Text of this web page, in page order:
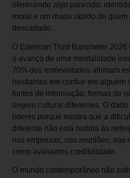
oferecendo algo parecido:
moral e um mapa rápido de
descartado.
O Edelman Trust Barometer
o avanço de uma mentalidade
70% dos entrevistados afirmam
hesitantes em confiar em alguém
fontes de informação, formas de
origem cultural diferentes. O
líderes porque mostra que a
diferente não está restrita às
nas empresas, nas reuniões, nas
como avaliamos credibilidade.
O mundo contemporâneo não